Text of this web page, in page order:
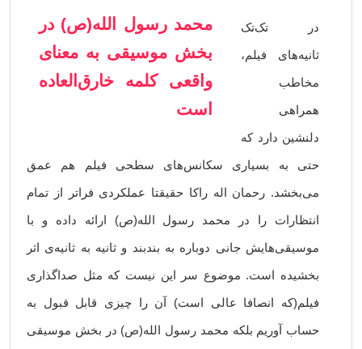
محمد رسول الله(ص) در
بخش موسیقی به معنای
واقعی کلمه خارق‌العاده
است
در تک‌تک
ثانیه‌های فیلم،
مخاطب
همراهی
دلنشین دارد که
حتی به بسیاری سکانس‌های سطحی فیلم هم عمق
می‌بخشد. رحمان اله راکا حقیقتا عملکردی فراتر از تمام
انتظارات را در محمد رسول الله(ص) ارائه داده و با
موسیقی‌هایش جانی دوباره به بندبند و ثانیه به ثانیه‌ی اثر
بخشیده است. موضوع سر این نیست که مثل صداگذاری
فیلم(که انصافا عالی است) آن را چیزی قابل قبول به
حساب آوریم بلکه محمد رسول الله(ص) در بخش موسیقی